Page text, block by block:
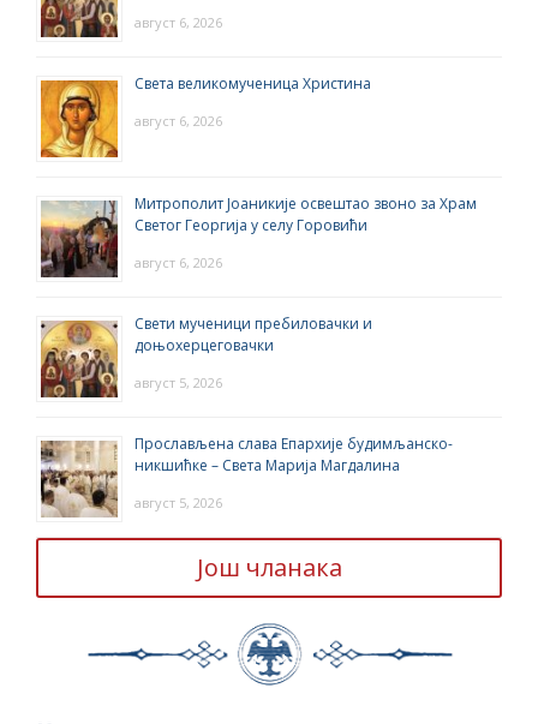
август 6, 2026
Света великомученица Христина
август 6, 2026
Митрополит Јоаникије освештао звоно за Храм
Светог Георгија у селу Горовићи
август 6, 2026
Свети мученици пребиловачки и
доњохерцеговачки
август 5, 2026
Прослављена слава Епархије будимљанско-
никшићке – Света Марија Магдалина
август 5, 2026
Још чланака